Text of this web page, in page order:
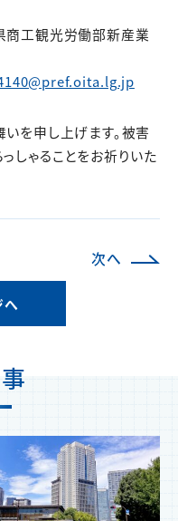
商工観光労働部新産業
を申し上げます。被害
しゃることをお祈りいた
次へ
へ